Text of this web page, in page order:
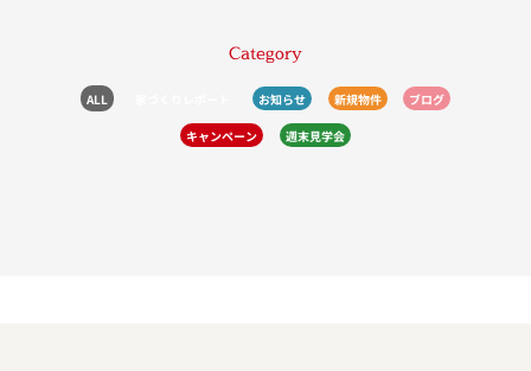
Category
ALL お知らせ 新規物件 ブログ
キャンペーン 週末見学会